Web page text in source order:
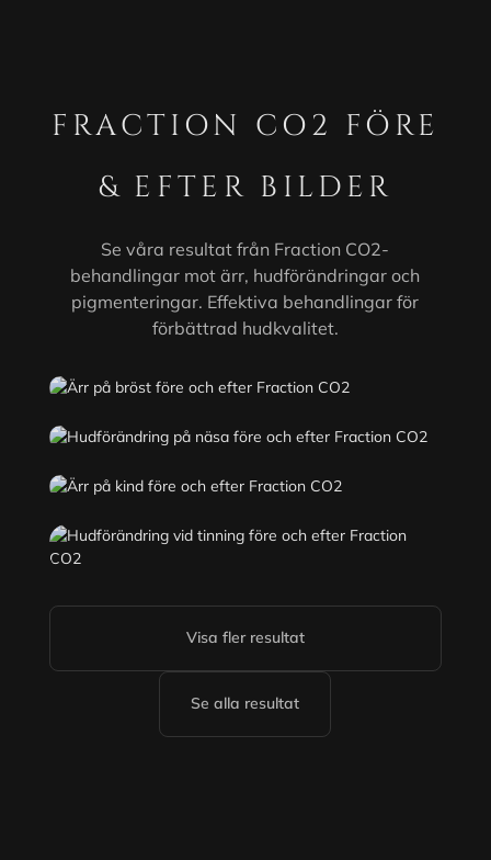
FRACTION CO2 FÖRE
& EFTER BILDER
Se våra resultat från Fraction CO2-
behandlingar mot ärr, hudförändringar och
pigmenteringar. Effektiva behandlingar för
förbättrad hudkvalitet.
Visa fler resultat
Se alla resultat